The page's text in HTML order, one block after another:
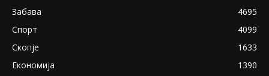
Забава
4695
Спорт
4099
Скопје
1633
Економија
1390